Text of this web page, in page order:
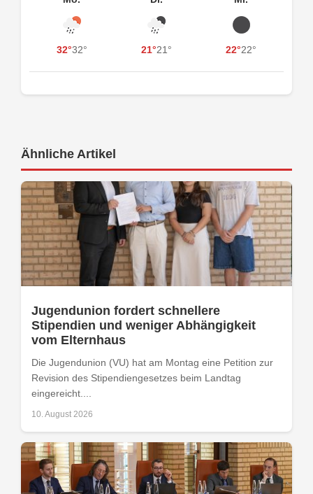
32°32° 21°21° 22°22°
Ähnliche Artikel
Jugendunion fordert schnellere
Stipendien und weniger Abhängigkeit
vom Elternhaus
Die Jugendunion (VU) hat am Montag eine Petition zur
Revision des Stipendiengesetzes beim Landtag
eingereicht....
10. August 2026